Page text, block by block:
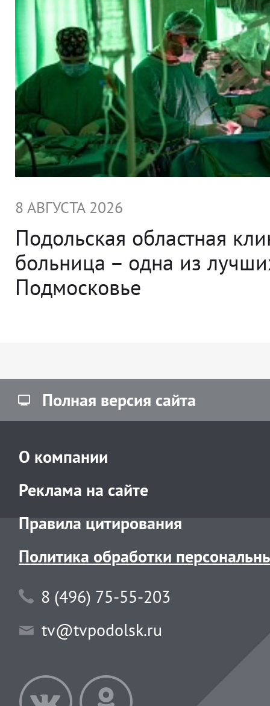
8 АВГУСТА 2026
Подольская областная
больница – одна из
Подмосковье
Полная версия сайта
О компании
Реклама на сайте
Правила цитирования
Политика обработки
8 (496) 75-55-203
tv@tvpodolsk.ru